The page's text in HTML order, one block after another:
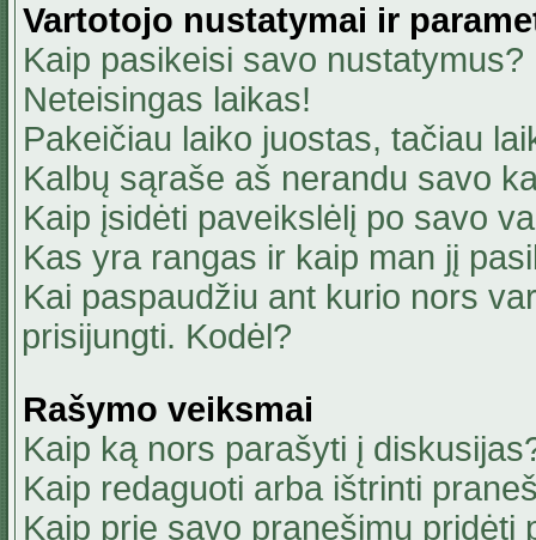
Vartotojo nustatymai ir
Kaip pasikeisi savo nustatymus?
Neteisingas laikas!
Pakeičiau laiko juostas, tačiau
Kalbų sąraše aš nerandu savo
Kaip įsidėti paveikslėlį po savo
Kas yra rangas ir kaip man jį
Kai paspaudžiu ant kurio nors
prisijungti. Kodėl?
Rašymo veiksmai
Kaip ką nors parašyti į
Kaip redaguoti arba ištrinti
Kaip prie savo pranešimų pridėti